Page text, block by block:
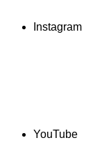
Instagram
YouTube